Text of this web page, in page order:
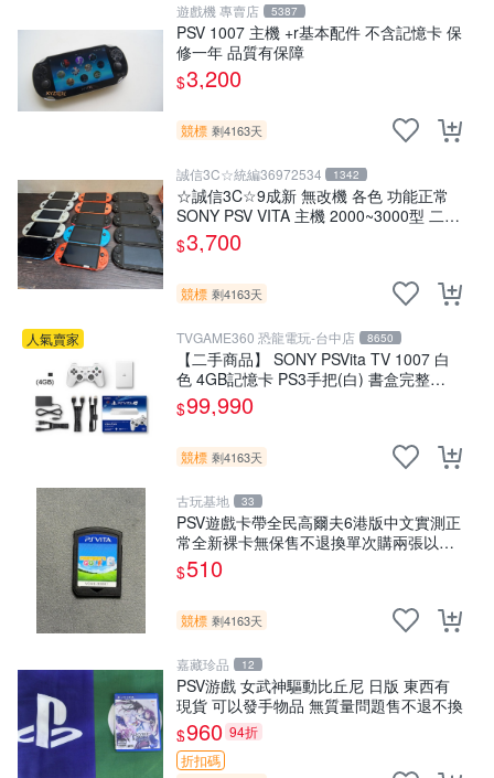
遊戲機 專賣店 5387
PSV 1007 主機 +r基本配件 不含記憶卡 保
修一年 品質有保障
$3,200
競標 剩4163天
誠信3C☆統編36972534 1342
☆誠信3C☆9成新 無改機 各色 功能正常
SONY PSV VITA 主機 2000~3000型 二手
功能正常 賣3千5~4千也可用各式物品換
$3,700
競標 剩4163天
人氣賣家 TVGAME360 恐龍電玩-台中店 8650
【二手商品】 SONY PSVita TV 1007 白
色 4GB記憶卡 PS3手把(白) 書盒完整
【台中恐龍電玩】
$99,990
競標 剩4163天
古玩基地 33
PSV遊戲卡帶全民高爾夫6港版中文實測正
常全新裸卡無保售不退換單次購兩張以上
再享優惠 全民高爾夫6 PSV 港版中文 卡帶
$510
競標 剩4163天
嘉藏珍品 12
PSV游戲 女武神驅動比丘尼 日版 東西有
現貨 可以發手物品 無質量問題售不退不換
$960 94折
折扣碼